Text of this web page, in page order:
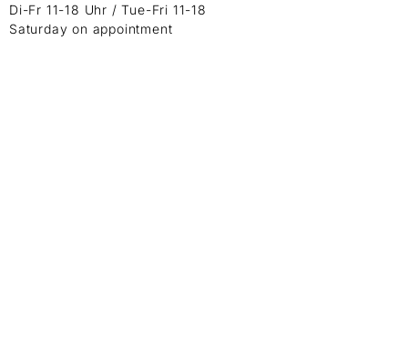
Di-Fr 11-18 Uhr / Tue-Fri 11-18
Saturday on appointment